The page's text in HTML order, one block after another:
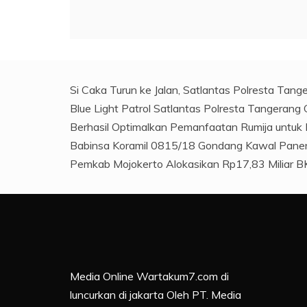
Si Caka Turun ke Jalan, Satlantas Polresta
Blue Light Patrol Satlantas Polresta Tangerang
Berhasil Optimalkan Pemanfaatan Rumija
Babinsa Koramil 0815/18 Gondang Kawal
Pemkab Mojokerto Alokasikan Rp17,83 Miliar
Media Online Wartakum7.com di
luncurkan di jakarta Oleh PT. Media